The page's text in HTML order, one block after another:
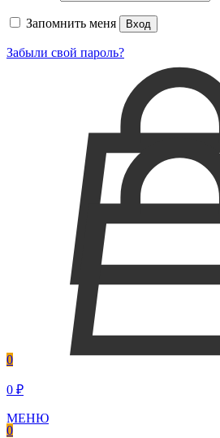
0
0 ₽
МЕНЮ
Запомнить меня Вход
Забыли свой пароль?
0